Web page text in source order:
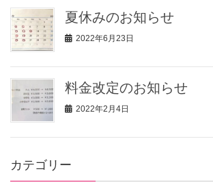
夏休みのお知らせ
2022年6月23日
料金改定のお知らせ
2022年2月4日
カテゴリー